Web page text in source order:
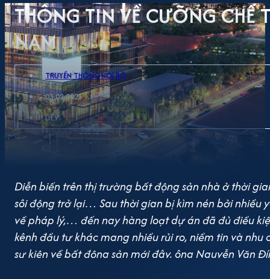
THÔNG TIN VỀ CƯỠNG
NAM
TRUYỀN THÔNG NỘI BỘ
03.02.2025
DEV
Diễn biến trên thị trường bất động sản nhà ở thời
sôi động trở lại… Sau thời gian bị kìm nén bởi nhiều
về pháp lý,… đến nay hàng loạt dự án đã đủ điều
kênh đầu tư khác mang nhiều rủi ro, niềm tin và
sự kiện về bất động sản mới đây, ông Nguyễn Văn